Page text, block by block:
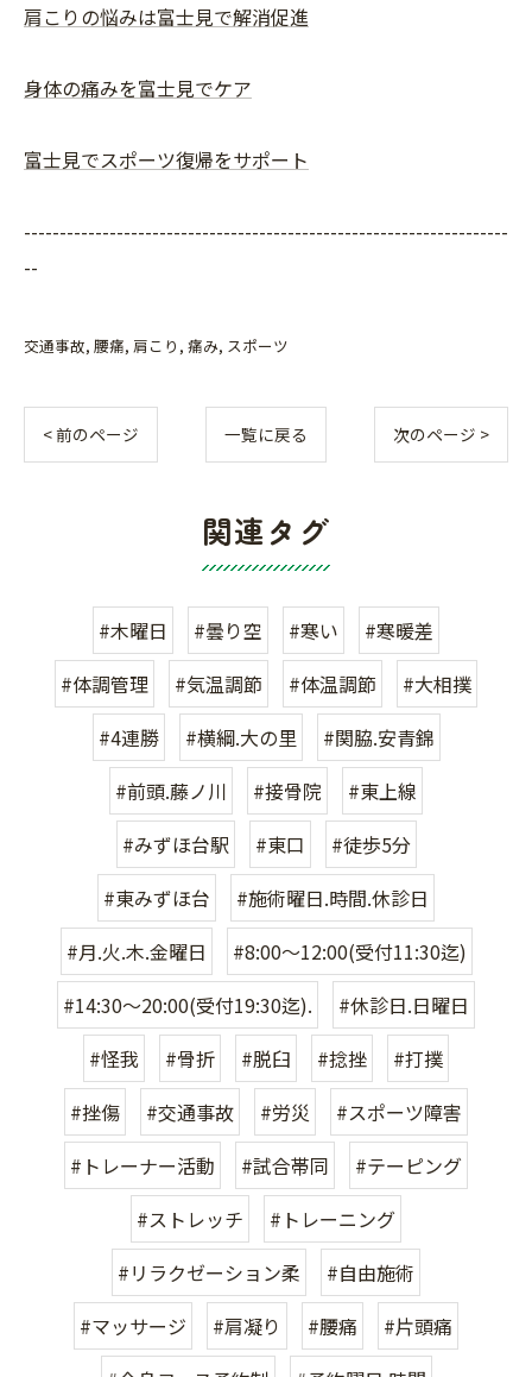
肩こりの悩みは富士見で解消促進
身体の痛みを富士見でケア
富士見でスポーツ復帰をサポート
--------------------------------------------------------------------
--
交通事故 腰痛 肩こり 痛み スポーツ
< 前のページ 一覧に戻る 次のページ >
関連タグ
#木曜日 #曇り空 #寒い
#寒暖差
#体調管理
#気温調節 #体温調節
#大相撲
#4連勝
#横綱.大の里
#関脇.安青錦
#前頭.藤ノ川
#接骨院
#東上線
#みずほ台駅
#東口
#徒歩5分
#東みずほ台
#施術曜日.時間.休診日
#月.火.木.金曜日
#8:00〜12:00(受付11:30迄)
#14:30〜20:00(受付19:30迄).
#休診日.日曜日
#怪我
#骨折 #脱臼 #捻挫
#打撲
#挫傷
#交通事故 #労災
#スポーツ障害
#トレーナー活動
#試合帯同
#テーピング
#ストレッチ
#トレーニング
#リラクゼーション柔
#自由施術
#マッサージ
#肩凝り #腰痛
#片頭痛